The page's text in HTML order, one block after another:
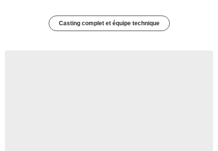
Casting complet et équipe technique